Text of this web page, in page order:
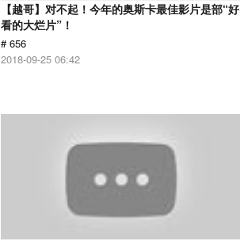
【越哥】对不起！今年的奥斯卡最佳影片是部“好
看的大烂片”！
# 656
2018-09-25 06:42